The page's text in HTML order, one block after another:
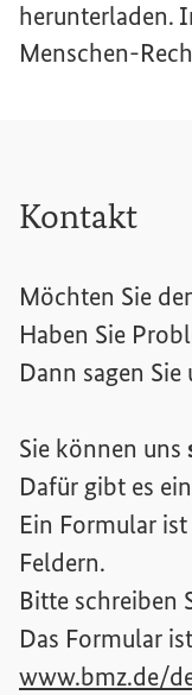
herunterladen.
Menschen-
Kontakt
Möchten Sie
Haben Sie
Dann sagen Sie
Sie können uns
Dafür gibt es
Ein Formular
Feldern.
Bitte schreiben
Das Formular
www.bmz.de/